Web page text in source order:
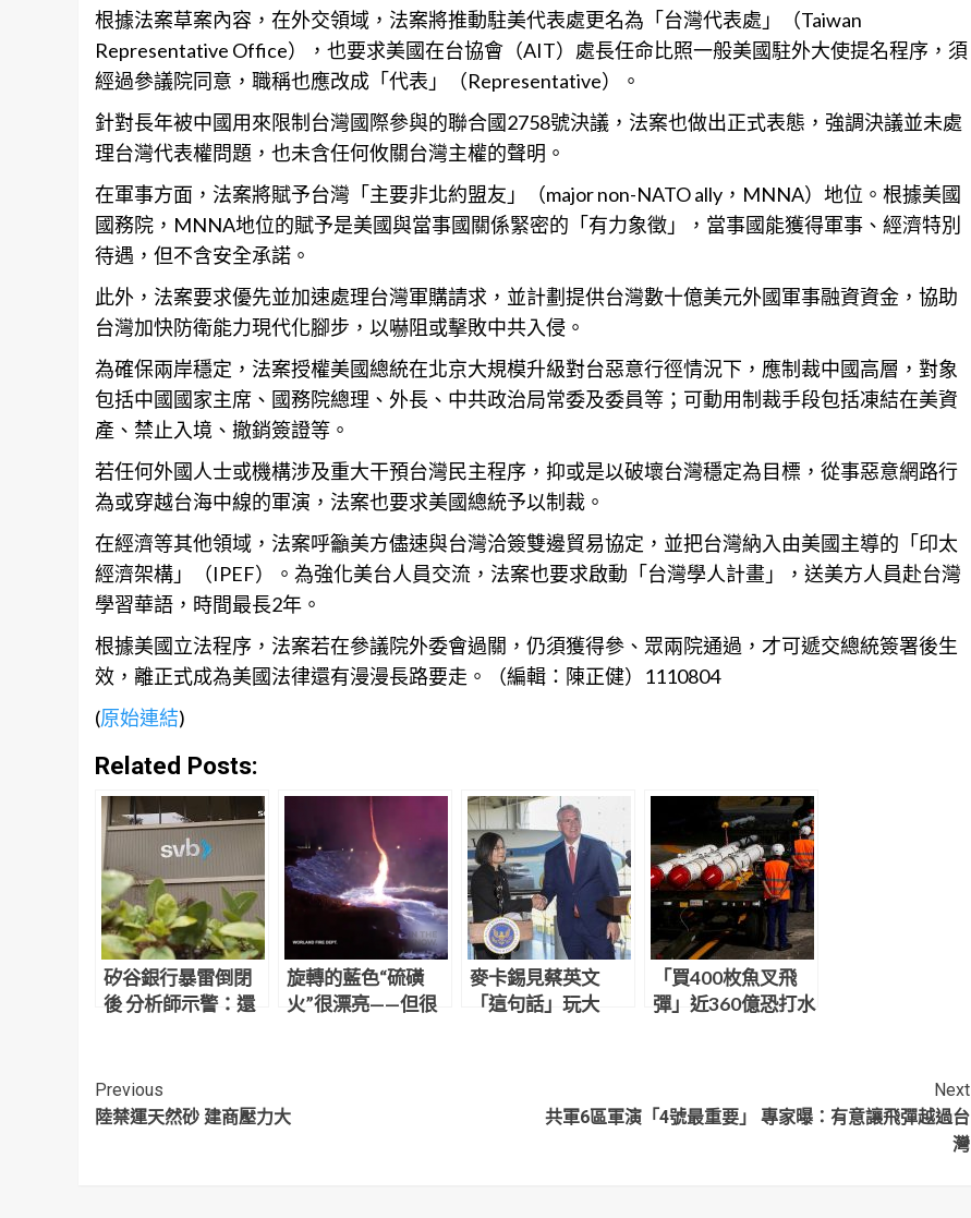
根據法案草案內容，在外交領域，法案將推動駐美代表處更名為「台灣代表處」（Taiwan
Representative Office），也要求美國在台協會（AIT）處長任命比照一般美國駐外大使提名程序，須
經過參議院同意，職稱也應改成「代表」（Representative）。
針對長年被中國用來限制台灣國際參與的聯合國2758號決議，法案也做出正式表態，強調決議並未處
理台灣代表權問題，也未含任何攸關台灣主權的聲明。
在軍事方面，法案將賦予台灣「主要非北約盟友」（major non-NATO ally，MNNA）地位。根據美國
國務院，MNNA地位的賦予是美國與當事國關係緊密的「有力象徵」，當事國能獲得軍事、經濟特別
待遇，但不含安全承諾。
此外，法案要求優先並加速處理台灣軍購請求，並計劃提供台灣數十億美元外國軍事融資資金，協助
台灣加快防衛能力現代化腳步，以嚇阻或擊敗中共入侵。
為確保兩岸穩定，法案授權美國總統在北京大規模升級對台惡意行徑情況下，應制裁中國高層，對象
包括中國國家主席、國務院總理、外長、中共政治局常委及委員等；可動用制裁手段包括凍結在美資
產、禁止入境、撤銷簽證等。
若任何外國人士或機構涉及重大干預台灣民主程序，抑或是以破壞台灣穩定為目標，從事惡意網路行
為或穿越台海中線的軍演，法案也要求美國總統予以制裁。
在經濟等其他領域，法案呼籲美方儘速與台灣洽簽雙邊貿易協定，並把台灣納入由美國主導的「印太
經濟架構」（IPEF）。為強化美台人員交流，法案也要求啟動「台灣學人計畫」，送美方人員赴台灣
學習華語，時間最長2年。
根據美國立法程序，法案若在參議院外委會過關，仍須獲得參、眾兩院通過，才可遞交總統簽署後生
效，離正式成為美國法律還有漫漫長路要走。（編輯：陳正健）1110804
(原始連結)
Related Posts:
矽谷銀行暴雷倒閉
後 分析師示警：還
旋轉的藍色“硫磺
火”很漂亮——但很
麥卡錫見蔡英文
「這句話」玩大
「買400枚魚叉飛
彈」近360億恐打水
Continue
Reading
Previous
陸禁運天然砂 建商壓力大
Next
共軍6區軍演「4號最重要」 專家曝：有意讓飛彈越過台
灣